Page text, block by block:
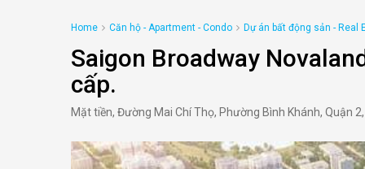
Tất cả tin Villa
Home Căn hộ - Apartment - Condo Dự án bất động sản - Real
Saigon Broadway
cấp.
Mặt tiền, Đường Mai Chí Thọ, Phường Bình Khánh, Quận